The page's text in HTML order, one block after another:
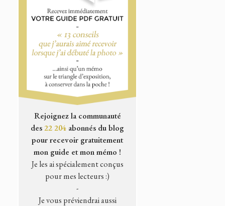
Rejoignez la communauté
des22 204 abonnés du blog
pour recevoir gratuitement
mon guide et mon mémo !
Je les ai spécialement conçus
pour mes lecteurs :)
-
Je vous préviendrai aussi